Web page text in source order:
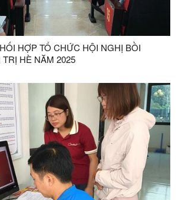
HỢP TỔ CHỨC HỘI NGHỊ BỒI
HÈ NĂM 2025